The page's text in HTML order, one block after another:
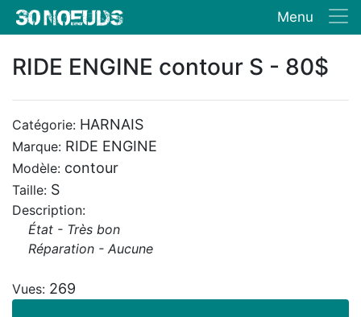
Menu
RIDE ENGINE contour S - 80$
Catégorie: HARNAIS
Marque: RIDE ENGINE
Modèle: contour
Taille: S
Description:
État - Très bon
Réparation - Aucune
Vues: 269